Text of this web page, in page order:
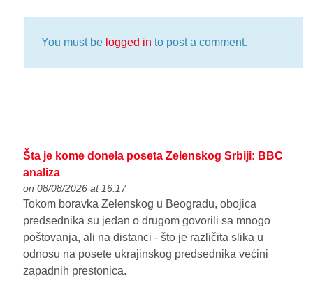
You must be logged in to post a comment.
Šta je kome donela poseta Zelenskog Srbiji: BBC
analiza
on 08/08/2026 at 16:17
Tokom boravka Zelenskog u Beogradu, obojica
predsednika su jedan o drugom govorili sa mnogo
poštovanja, ali na distanci - što je različita slika u
odnosu na posete ukrajinskog predsednika većini
zapadnih prestonica.